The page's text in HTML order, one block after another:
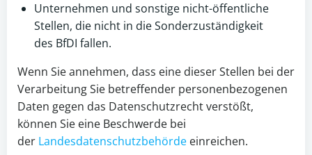
Unternehmen und sonstige nicht-öffentliche
Stellen, die nicht in die Sonderzuständigkeit
des BfDI fallen.
Wenn Sie annehmen, dass eine dieser Stellen bei der
Verarbeitung Sie betreffender personenbezogenen
Daten gegen das Datenschutzrecht verstößt,
können Sie eine Beschwerde bei
der Landesdatenschutzbehörde einreichen.